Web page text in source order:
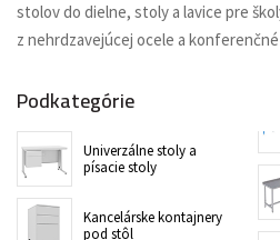
stolov do dielne, stoly a lavice pre
z nehrdzavejúcej ocele a
Podkategórie
Univerzálne stoly a
písacie stoly
Kancelárske kontajnery
pod stôl